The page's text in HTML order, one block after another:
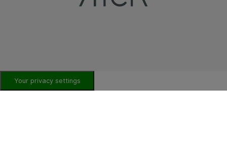
Your privacy settings